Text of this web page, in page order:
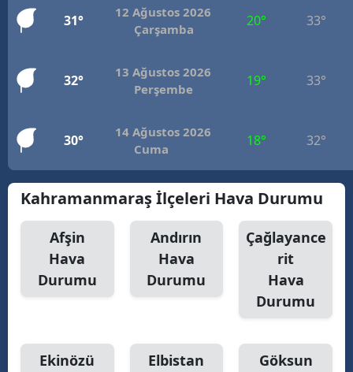
31°
12 Ağustos 2026
Çarşamba
20° 33°
32°
13 Ağustos 2026
Perşembe
19° 33°
30°
14 Ağustos 2026
Cuma
18° 32°
Kahramanmaraş İlçeleri Hava Durumu
Afşin
Hava
Durumu
Andırın
Hava
Durumu
Çağlayance
rit
Hava
Durumu
Ekinözü
Elbistan
Göksun